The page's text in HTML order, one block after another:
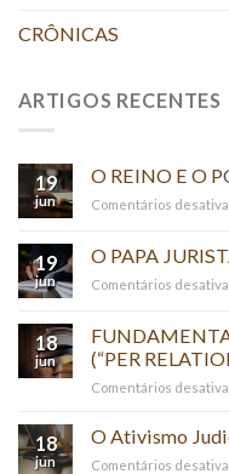
CRÔNICAS
ARTIGOS RECENTES
19
jun
O REINO E O
Comentários
19
jun
O PAPA
Comentários
18
jun
(“PER
Comentários
18
jun
O Ativismo
Comentários